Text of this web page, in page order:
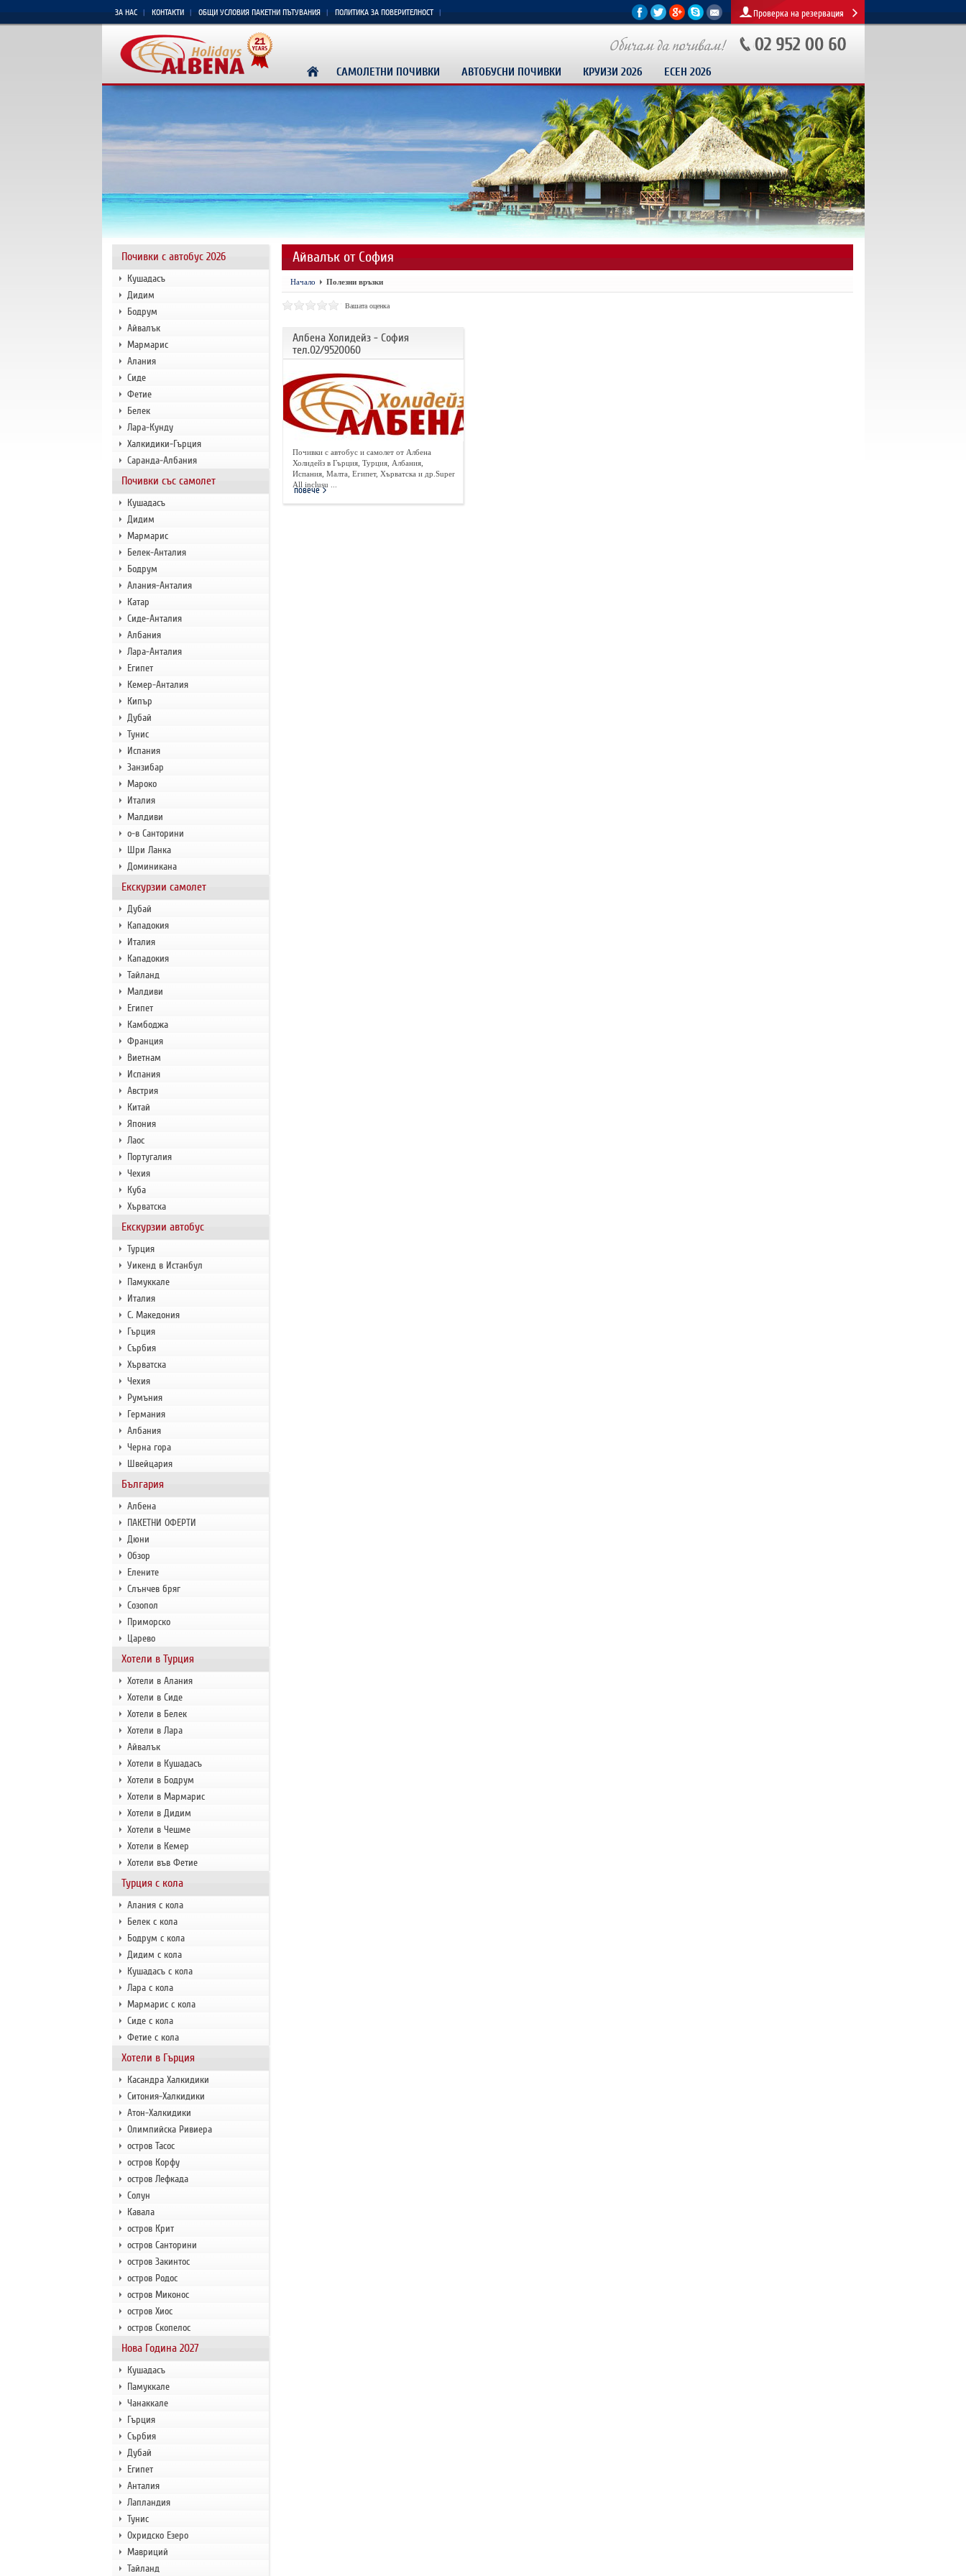
ЗА НАС КОНТАКТИ ОБЩИ УСЛОВИЯ ПАКЕТНИ ПЪТУВАНИЯ ПОЛИТИКА ЗА ПОВЕРИТЕЛНОСТ Проверка на резервация
САМОЛЕТНИ ПОЧИВКИ АВТОБУСНИ ПОЧИВКИ КРУИЗИ 2026 ЕСЕН 2026
Почивки с автобус 2026
Кушадасъ
Дидим
Бодрум
Айвалък
Мармарис
Алания
Сиде
Фетие
Белек
Лара-Кунду
Халкидики-Гърция
Саранда-Албания
Почивки със самолет
Кушадасъ
Дидим
Мармарис
Белек-Анталия
Бодрум
Алания-Анталия
Катар
Сиде-Анталия
Албания
Лара-Анталия
Египет
Кемер-Анталия
Кипър
Дубай
Тунис
Испания
Занзибар
Мароко
Италия
Малдиви
о-в Санторини
Шри Ланка
Доминикана
Екскурзии самолет
Дубай
Кападокия
Италия
Кападокия
Тайланд
Малдиви
Египет
Камбоджа
Франция
Виетнам
Испания
Австрия
Китай
Япония
Лаос
Португалия
Чехия
Куба
Хърватска
Екскурзии автобус
Турция
Уикенд в Истанбул
Памуккале
Италия
С. Македония
Гърция
Сърбия
Хърватска
Чехия
Румъния
Германия
Албания
Черна гора
Швейцария
България
Албена
ПАКЕТНИ ОФЕРТИ
Дюни
Обзор
Елените
Слънчев бряг
Созопол
Приморско
Царево
Хотели в Турция
Хотели в Алания
Хотели в Сиде
Хотели в Белек
Хотели в Лара
Айвалък
Хотели в Кушадасъ
Хотели в Бодрум
Хотели в Мармарис
Хотели в Дидим
Хотели в Чешме
Хотели в Кемер
Хотели във Фетие
Турция с кола
Алания с кола
Белек с кола
Бодрум с кола
Дидим с кола
Кушадасъ с кола
Лара с кола
Мармарис с кола
Сиде с кола
Фетие с кола
Хотели в Гърция
Касандра Халкидики
Ситония-Халкидики
Атон-Халкидики
Олимпийска Ривиера
остров Тасос
остров Корфу
остров Лефкада
Солун
Кавала
остров Крит
остров Санторини
остров Закинтос
остров Родос
остров Миконос
остров Хиос
остров Скопелос
Нова Година 2027
Кушадасъ
Памуккале
Чанаккале
Гърция
Сърбия
Дубай
Египет
Анталия
Лапландия
Тунис
Охридско Езеро
Мавриций
Тайланд
Айвалък от София
Начало Полезни връзки
Вашата оценка
Албена Холидейз - София
тел.02/9520060
Почивки с автобус и самолет от Албена
Холидейз в Гърция, Турция, Албания,
Испания, Малта, Египет, Хърватска и др.Super
All inclusu ...
повече